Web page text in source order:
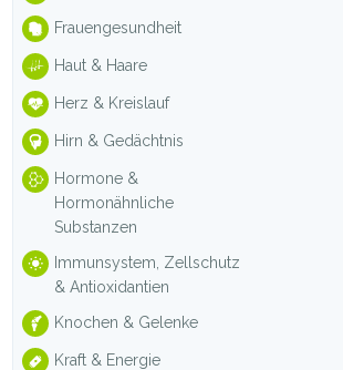
Frauengesundheit
Haut & Haare
Herz & Kreislauf
Hirn & Gedächtnis
Hormone &
Hormonähnliche
Substanzen
Immunsystem, Zellschutz
& Antioxidantien
Knochen & Gelenke
Kraft & Energie